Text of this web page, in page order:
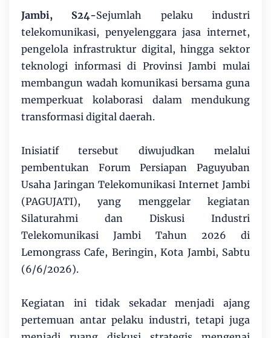
Jambi, S24-Sejumlah pelaku industri
telekomunikasi, penyelenggara jasa internet,
pengelola infrastruktur digital, hingga sektor
teknologi informasi di Provinsi Jambi mulai
membangun wadah komunikasi bersama guna
memperkuat kolaborasi dalam mendukung
transformasi digital daerah.
Inisiatif tersebut diwujudkan melalui
pembentukan Forum Persiapan Paguyuban
Usaha Jaringan Telekomunikasi Internet Jambi
(PAGUJATI), yang menggelar kegiatan
Silaturahmi dan Diskusi Industri
Telekomunikasi Jambi Tahun 2026 di
Lemongrass Cafe, Beringin, Kota Jambi, Sabtu
(6/6/2026).
Kegiatan ini tidak sekadar menjadi ajang
pertemuan antar pelaku industri, tetapi juga